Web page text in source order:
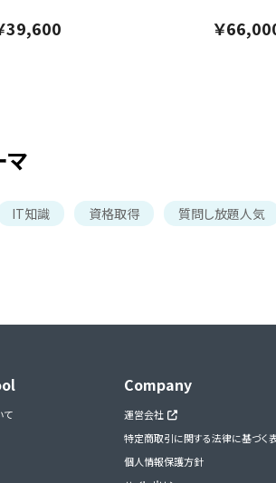
39,600 ￥
マ
IT知識 資格取得 質問し放題人気
て
Company
運営会社
特定商取引に関する法律に基づく
個人情報保護方針